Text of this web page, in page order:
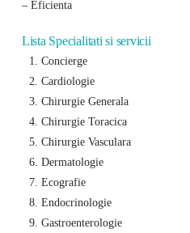
– Eficienta
Lista Specialitati si servicii
Concierge
Cardiologie
Chirurgie Generala
Chirurgie Toracica
Chirurgie Vasculara
Dermatologie
Ecografie
Endocrinologie
Gastroenterologie